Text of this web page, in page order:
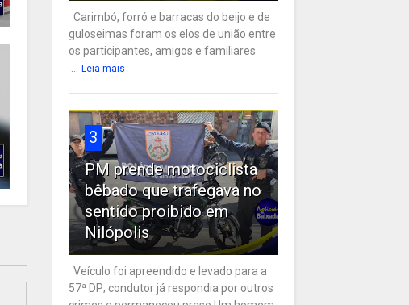
Carimbó, forró e barracas do beijo e de
guloseimas foram os elos de união entre
os participantes, amigos e familiares
... Leia mais
3
PM prende motociclista
bêbado que trafegava no
sentido proibido em
Nilópolis
Veículo foi apreendido e levado para a
57ª DP; condutor já respondia por outros